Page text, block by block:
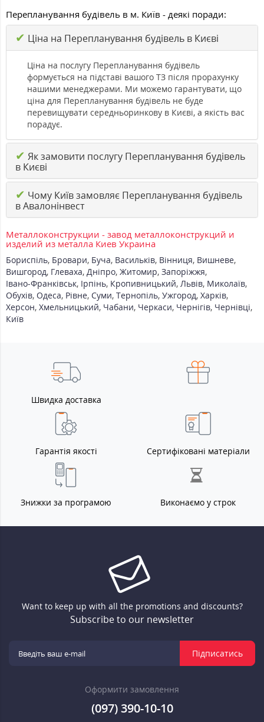
Перепланування будівель в м. Київ - деякі поради:
✔ Ціна на Перепланування будівель в Києві
Ціна на послугу Перепланування будівель
формується на підставі вашого ТЗ після прорахунку
нашими менеджерами. Ми можемо гарантувати, що
ціна для Перепланування будівель не буде
перевищувати середньоринкову в Києві, а якість вас
порадує.
✔ Як замовити послугу Перепланування будівель
в Києві
✔ Чому Київ замовляє Перепланування будівель
в Авалонінвест
Металлоконструкции - завод металлоконструкций и
изделий из металла Киев Украина
Бориспіль, Бровари, Буча, Васильків, Вінниця, Вишневе,
Вишгород, Глеваха, Дніпро, Житомир, Запоріжжя,
Івано-Франківськ, Ірпінь, Кропивницький, Львів, Миколаїв,
Обухів, Одеса, Рівне, Суми, Тернопіль, Ужгород, Харків,
Херсон, Хмельницький, Чабани, Черкаси, Чернігів, Чернівці,
Київ
Швидка доставка
Гарантія якості Сертифіковані матеріали
Знижки за програмою Виконаємо у строк
Want to keep up with all the promotions and discounts?
Subscribe to our newsletter
Підписатись
Оформити замовлення
(097) 390-10-10